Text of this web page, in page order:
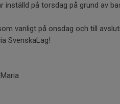
inställd på torsdag på grund av
vanligt på onsdag och till
SvenskaLag!